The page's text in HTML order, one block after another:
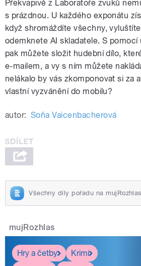
Překvapivě z Laboratoře zvuků
s prázdnou. U každého exponátu
když shromáždíte všechny,
odemknete AI skladatele. S
pak můžete složit hudební dílo,
e-mailem, a vy s ním můžete
nelákalo by vás zkomponovat si za
vlastní vyzvánění do mobilu?
autor: Soňa Vaicenbacherová
Všechny díly pořadu na mujRozhlas
mujRozhlas
Hry a četby
Krimi